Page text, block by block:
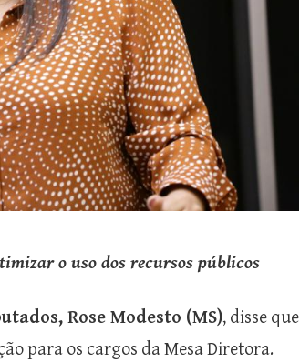
o uso dos recursos públicos
Rose Modesto (MS), disse que
para os cargos da Mesa Diretora.